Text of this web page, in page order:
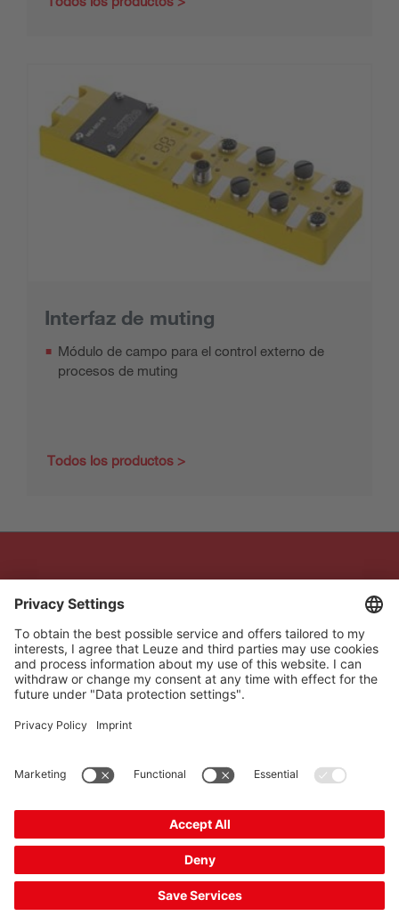
Interfaz de muting
Módulo de campo para el control externo de
procesos de muting
Todos los productos
The Sensor People
Acceso rápido
Boletín de noticias
Síganos
Contacto
* Todos los precios se
especifican sin IVA más los
gastos de envío, a menos
Política de privacidad
cookies
Condiciones generales